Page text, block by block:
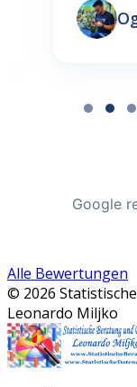
Google
Alle Bewertungen
© 2026
Leonardo Miljko